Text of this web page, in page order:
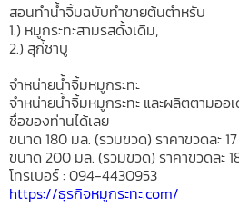
สอนทำน้ำจิ้มฉบับทำขายต้นตำหรับ
1.) หมูกระทะสามรสดั้งเดิม,
2.) สุกี้ชาบู
จำหน่ายน้ำจิ้มหมูกระทะ
จำหน่ายน้ำจิ้มหมูกระทะ และผลิตตามออ
ชื่อของท่านได้เลย
ขนาด 180 มล. (รวมขวด) ราคาขวดละ
ขนาด 200 มล. (รวมขวด) ราคาขวดละ
โทรเบอร์ : 094-4430953
https://ธุรกิจหมูกระทะ.com/